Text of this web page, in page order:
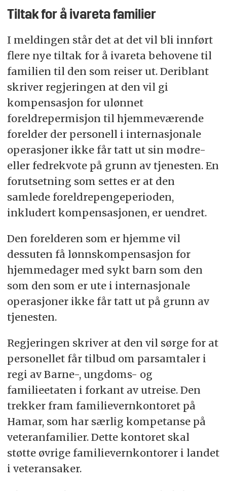
Tiltak for å ivareta familier
I meldingen står det at det vil bli innført
flere nye tiltak for å ivareta behovene til
familien til den som reiser ut. Deriblant
skriver regjeringen at den vil gi
kompensasjon for ulønnet
foreldrepermisjon til hjemmeværende
forelder der personell i internasjonale
operasjoner ikke får tatt ut sin mødre-
eller fedrekvote på grunn av tjenesten. En
forutsetning som settes er at den
samlede foreldrepengeperioden,
inkludert kompensasjonen, er uendret.
Den forelderen som er hjemme vil
dessuten få lønnskompensasjon for
hjemmedager med sykt barn som den
som den som er ute i internasjonale
operasjoner ikke får tatt ut på grunn av
tjenesten.
Regjeringen skriver at den vil sørge for at
personellet får tilbud om parsamtaler i
regi av Barne-, ungdoms- og
familieetaten i forkant av utreise. Den
trekker fram familievernkontoret på
Hamar, som har særlig kompetanse på
veteranfamilier. Dette kontoret skal
støtte øvrige familievernkontorer i landet
i veteransaker.